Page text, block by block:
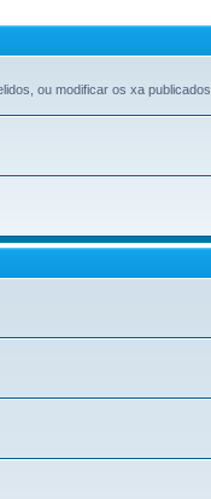
ou modificar os xa publicados